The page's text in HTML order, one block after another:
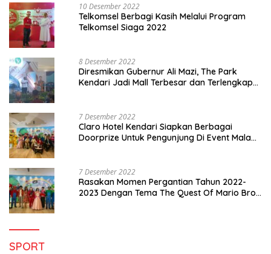
10 Desember 2022
Telkomsel Berbagi Kasih Melalui Program
Telkomsel Siaga 2022
8 Desember 2022
Diresmikan Gubernur Ali Mazi, The Park
Kendari Jadi Mall Terbesar dan Terlengkap
7 Desember 2022
Claro Hotel Kendari Siapkan Berbagai
Doorprize Untuk Pengunjung Di Event Malam
7 Desember 2022
Rasakan Momen Pergantian Tahun 2022-
2023 Dengan Tema The Quest Of Mario Bros
SPORT